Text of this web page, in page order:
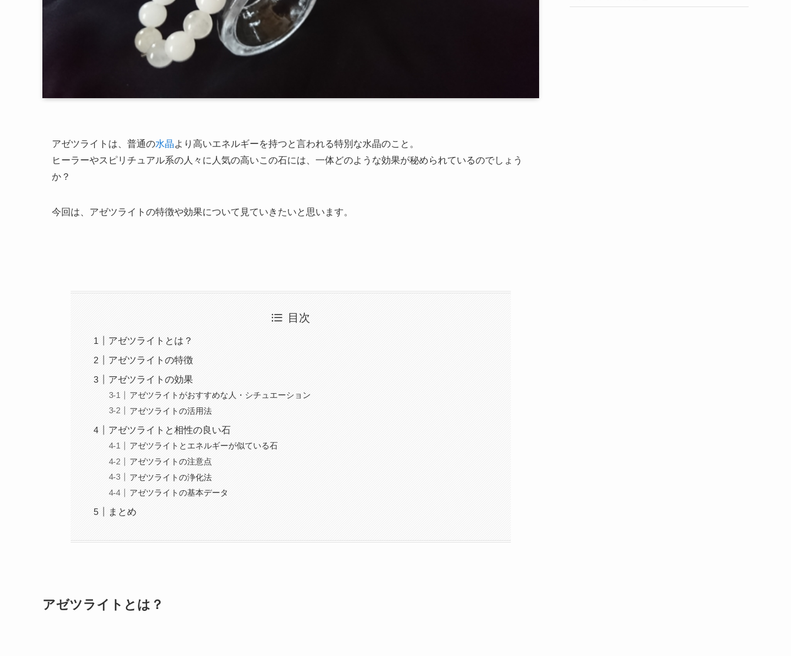
アゼツライトは、普通の水晶より高いエネルギーを持つと言われる特別な水晶のこと。
ヒーラーやスピリチュアル系の人々に人気の高いこの石には、一体どのような効果が秘められているのでしょう
か？
今回は、アゼツライトの特徴や効果について見ていきたいと思います。
目次
アゼツライトとは？
アゼツライトの特徴
アゼツライトの効果
アゼツライトがおすすめな人・シチュエーション
アゼツライトの活用法
アゼツライトと相性の良い石
アゼツライトとエネルギーが似ている石
アゼツライトの注意点
アゼツライトの浄化法
アゼツライトの基本データ
まとめ
アゼツライトとは？